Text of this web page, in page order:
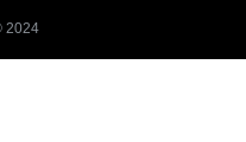
2024